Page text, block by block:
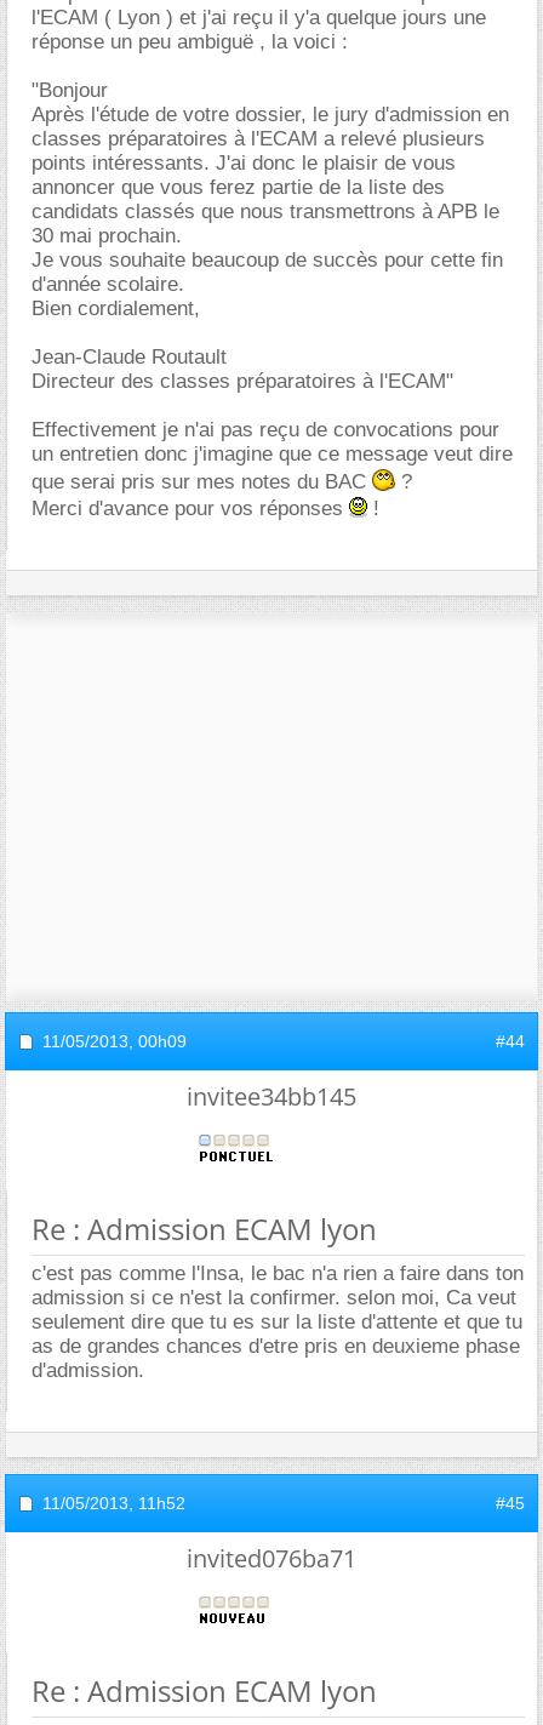
l'ECAM ( Lyon ) et j'ai reçu il y'a quelque jours une
réponse un peu ambiguë , la voici :
"Bonjour
Après l'étude de votre dossier, le jury d'admission en
classes préparatoires à l'ECAM a relevé plusieurs
points intéressants. J'ai donc le plaisir de vous
annoncer que vous ferez partie de la liste des
candidats classés que nous transmettrons à APB le
30 mai prochain.
Je vous souhaite beaucoup de succès pour cette fin
d'année scolaire.
Bien cordialement,
Jean-Claude Routault
Directeur des classes préparatoires à l'ECAM"
Effectivement je n'ai pas reçu de convocations pour
un entretien donc j'imagine que ce message veut dire
que serai pris sur mes notes du BAC
?
Merci d'avance pour vos réponses
!
11/05/2013, 00h09 #44
invitee34bb145
Re : Admission ECAM lyon
c'est pas comme l'Insa, le bac n'a rien a faire dans ton
admission si ce n'est la confirmer. selon moi, Ca veut
seulement dire que tu es sur la liste d'attente et que tu
as de grandes chances d'etre pris en deuxieme phase
d'admission.
11/05/2013, 11h52 #45
invited076ba71
Re : Admission ECAM lyon